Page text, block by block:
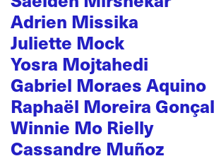
Adrien Missika
Juliette Mock
Yosra Mojtahedi
Gabriel Moraes Aquino
Raphaël Moreira
Winnie Mo Rielly
Cassandre Muñoz